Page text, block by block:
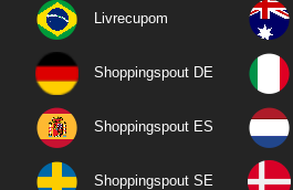
Livrecupom
Shoppingspout DE
Shoppingspout ES
Shoppingspout SE